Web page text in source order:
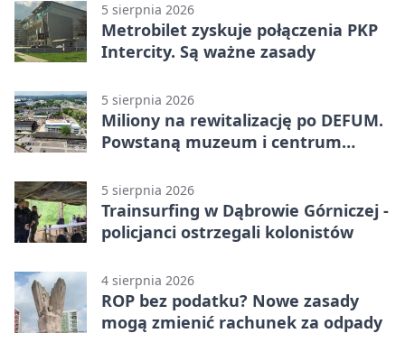
5 sierpnia 2026
Metrobilet zyskuje połączenia PKP
Intercity. Są ważne zasady
5 sierpnia 2026
Miliony na rewitalizację po DEFUM.
Powstaną muzeum i centrum
5 sierpnia 2026
Trainsurfing w Dąbrowie Górniczej -
policjanci ostrzegali kolonistów
4 sierpnia 2026
ROP bez podatku? Nowe zasady
mogą zmienić rachunek za odpady